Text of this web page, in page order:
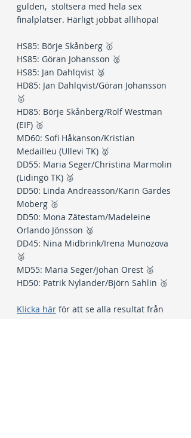
gulden,  stoltsera med hela sex
finalplatser. Härligt jobbat allihopa!
HS85: Börje Skånberg 🥇
HS85: Göran Johansson 🥈
HS85: Jan Dahlqvist 🥉
HD85: Jan Dahlqvist/Göran Johansson
🥇
HD85: Börje Skånberg/Rolf Westman
(EIF) 🥈
MD60: Sofi Håkanson/Kristian
Medailleu (Ullevi TK) 🥇
DD55: Maria Seger/Christina Marmolin
(Lidingö TK) 🥈
DD50: Linda Andreasson/Karin Gardes
Moberg 🥈
DD50: Mona Zätestam/Madeleine
Orlando Jönsson 🥉
DD45: Nina Midbrink/Irena Munozova
🥈
MD55: Maria Seger/Johan Orest 🥈
HD50: Patrik Nylander/Björn Sahlin 🥉
Klicka här för att se alla resultat från